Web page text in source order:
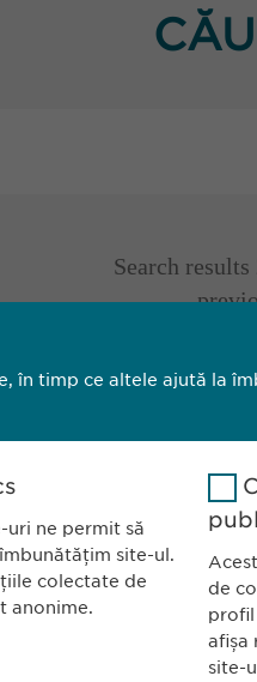
Search
Search
în timp ce altele ajută la
uri ne permit să
site-ul.
colectate de
anonime.
de
profil
afișa
site-